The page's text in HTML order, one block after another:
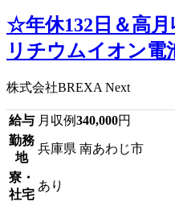
☆年休132日＆高
リチウムイオン電
株式会社BREXA Next
給与 月収例340,000円
勤務
地
兵庫県 南あわじ市
寮・
社宅
あり